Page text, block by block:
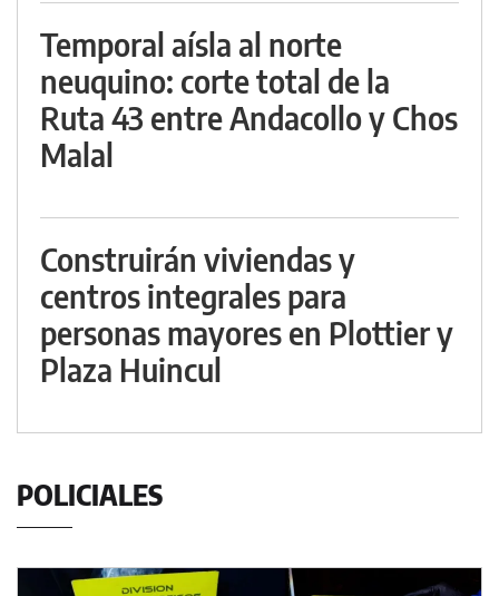
Temporal aísla al norte
neuquino: corte total de la
Ruta 43 entre Andacollo y Chos
Malal
Construirán viviendas y
centros integrales para
personas mayores en Plottier y
Plaza Huincul
POLICIALES